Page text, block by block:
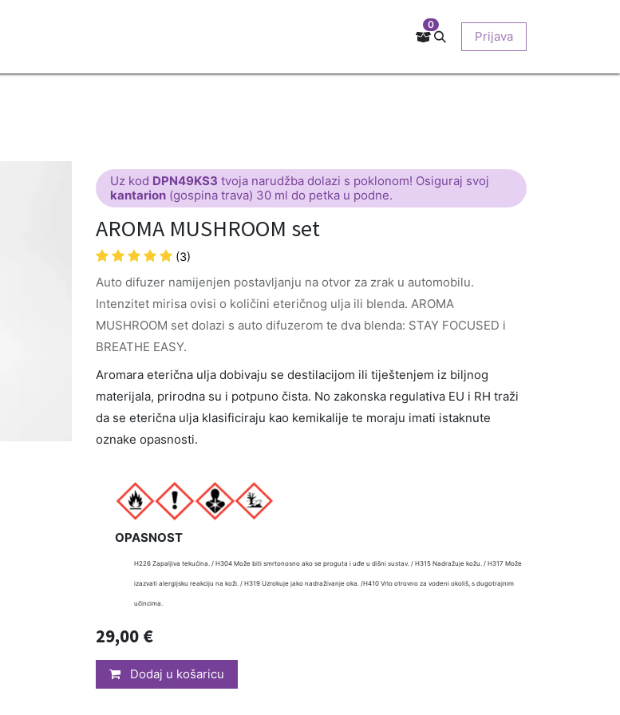
Prodajna mjesta EU-projekti
0
Prijava
Uz kod DPN49KS3 tvoja narudžba dolazi s poklonom! Osiguraj svoj
kantarion (gospina trava) 30 ml do petka u podne.
AROMA MUSHROOM set
(3)
Auto difuzer namijenjen postavljanju na otvor za zrak u automobilu.
Intenzitet mirisa ovisi o količini eteričnog ulja ili blenda. AROMA
MUSHROOM set dolazi s auto difuzerom te dva blenda: STAY FOCUSED i
BREATHE EASY.
Aromara eterična ulja dobivaju se destilacijom ili tiještenjem iz biljnog
materijala, prirodna su i potpuno čista. No zakonska regulativa EU i RH traži
da se eterična ulja klasificiraju kao kemikalije te moraju imati istaknute
oznake opasnosti.
OPASNOST
H226 Zapaljiva tekućina. / H304 Može biti smrtonosno ako se proguta i uđe u dišni sustav. / H315 Nadražuje kožu. / H317 Može
izazvati alergijsku reakciju na koži. / H319 Uzrokuje jako nadraživanje oka. /H410 Vrlo otrovno za vodeni okoliš, s dugotrajnim
učincima.
29,00 €
Dodaj u košaricu